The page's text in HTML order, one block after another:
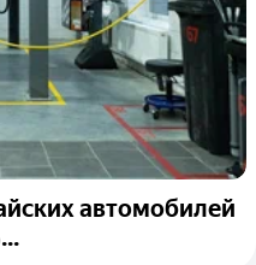
автомобилей